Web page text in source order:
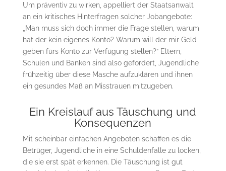
Um präventiv zu wirken, appelliert der Staatsanwalt
an ein kritisches Hinterfragen solcher Jobangebote:
„Man muss sich doch immer die Frage stellen, warum
hat der kein eigenes Konto? Warum will der mir Geld
geben fürs Konto zur Verfügung stellen?“ Eltern,
Schulen und Banken sind also gefordert, Jugendliche
frühzeitig über diese Masche aufzuklären und ihnen
ein gesundes Maß an Misstrauen mitzugeben.
Ein Kreislauf aus Täuschung und
Konsequenzen
Mit scheinbar einfachen Angeboten schaffen es die
Betrüger, Jugendliche in eine Schuldenfalle zu locken,
die sie erst spät erkennen. Die Täuschung ist gut